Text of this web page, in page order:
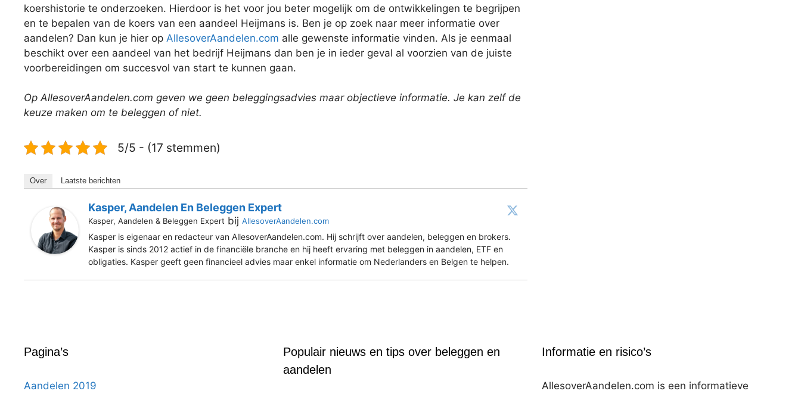
koershistorie te onderzoeken. Hierdoor is het voor jou beter mogelijk om de ontwikkelingen te begrijpen
en te bepalen van de koers van een aandeel Heijmans is. Ben je op zoek naar meer informatie over
aandelen? Dan kun je hier op AllesoverAandelen.com alle gewenste informatie vinden. Als je eenmaal
beschikt over een aandeel van het bedrijf Heijmans dan ben je in ieder geval al voorzien van de juiste
voorbereidingen om succesvol van start te kunnen gaan.
Op AllesoverAandelen.com geven we geen beleggingsadvies maar objectieve informatie. Je kan zelf de
keuze maken om te beleggen of niet.
5/5 - (17 stemmen)
Over Laatste berichten
Kasper, Aandelen En Beleggen Expert
Kasper, Aandelen & Beleggen Expert bij AllesoverAandelen.com
Kasper is eigenaar en redacteur van AllesoverAandelen.com. Hij schrijft over aandelen, beleggen en brokers.
Kasper is sinds 2012 actief in de financiële branche en hij heeft ervaring met beleggen in aandelen, ETF en
obligaties. Kasper geeft geen financieel advies maar enkel informatie om Nederlanders en Belgen te helpen.
Pagina’s
Aandelen 2019
Populair nieuws en tips over beleggen en
aandelen
Informatie en risico’s
AllesoverAandelen.com is een informatieve